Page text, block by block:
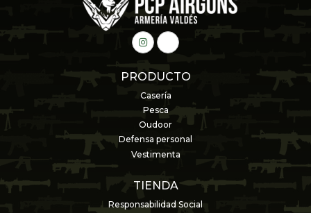
PRODUCTO
Casería
Pesca
Oudoor
Defensa personal
Vestimenta
TIENDA
Responsabilidad Social